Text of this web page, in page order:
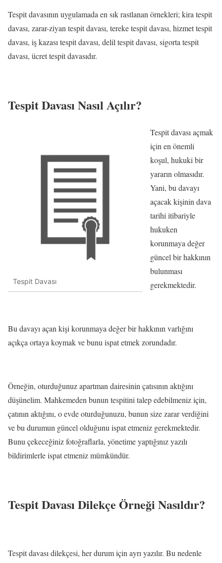
Tespit davasının uygulamada en sık rastlanan örnekleri; kira tespit
davası, zarar-ziyan tespit davası, tereke tespit davası, hizmet tespit
davası, iş kazası tespit davası, delil tespit davası, sigorta tespit
davası, ücret tespit davasıdır.
Tespit Davası Nasıl Açılır?
Tespit Davası
Tespit davası açmak
için en önemli
koşul, hukuki bir
yararın olmasıdır.
Yani, bu davayı
açacak kişinin dava
tarihi itibariyle
hukuken
korunmaya değer
güncel bir hakkının
bulunması
gerekmektedir.
Bu davayı açan kişi korunmaya değer bir hakkının varlığını
açıkça ortaya koymak ve bunu ispat etmek zorundadır.
Örneğin, oturduğunuz apartman dairesinin çatısının aktığını
düşünelim. Mahkemeden bunun tespitini talep edebilmeniz için,
çatının aktığını, o evde oturduğunuzu, bunun size zarar verdiğini
ve bu durumun güncel olduğunu ispat etmeniz gerekmektedir.
Bunu çekeceğiniz fotoğraflarla, yönetime yaptığınız yazılı
bildirimlerle ispat etmeniz mümkündür.
Tespit Davası Dilekçe Örneği Nasıldır?
Tespit davası dilekçesi, her durum için ayrı yazılır. Bu nedenle